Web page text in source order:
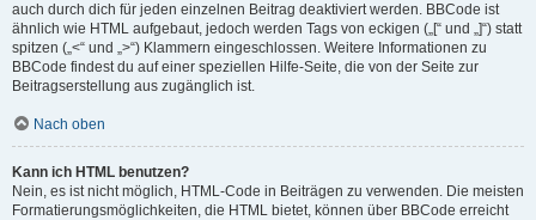
auch durch dich für jeden einzelnen Beitrag deaktiviert werden. BBCode ist
ähnlich wie HTML aufgebaut, jedoch werden Tags von eckigen („[“ und „]“) statt
spitzen („<“ und „>“) Klammern eingeschlossen. Weitere Informationen zu
BBCode findest du auf einer speziellen Hilfe-Seite, die von der Seite zur
Beitragserstellung aus zugänglich ist.
Nach oben
Kann ich HTML benutzen?
Nein, es ist nicht möglich, HTML-Code in Beiträgen zu verwenden. Die meisten
Formatierungsmöglichkeiten, die HTML bietet, können über BBCode erreicht